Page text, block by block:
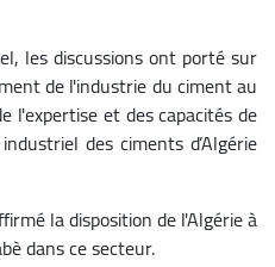
les discussions ont porté sur
de l'industrie du ciment au
l'expertise et des capacités de
des ciments d’Algérie
la disposition de l'Algérie à
dans ce secteur.